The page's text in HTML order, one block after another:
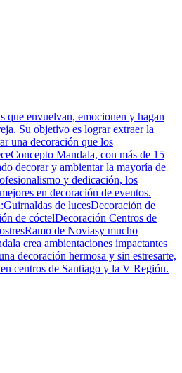
que envuelvan, emocionen y hagan
Su objetivo es lograr extraer la
una decoración que los
Mandala, con más de 15
decorar y ambientar la mayoría de
y dedicación, los
en decoración de eventos.
de lucesDecoración de
de cóctelDecoración Centros de
de Noviasy mucho
crea ambientaciones impactantes
decoración hermosa y sin estresarte,
centros de Santiago y la V Región.